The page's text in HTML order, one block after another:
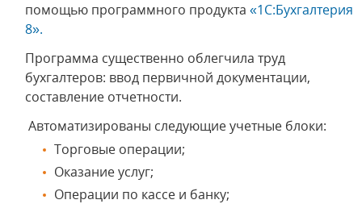
помощью программного продукта «1С:Бухгалтерия
8».
Программа существенно облегчила труд
бухгалтеров: ввод первичной документации,
составление отчетности.
Автоматизированы следующие учетные блоки:
Торговые операции;
Оказание услуг;
Операции по кассе и банку;